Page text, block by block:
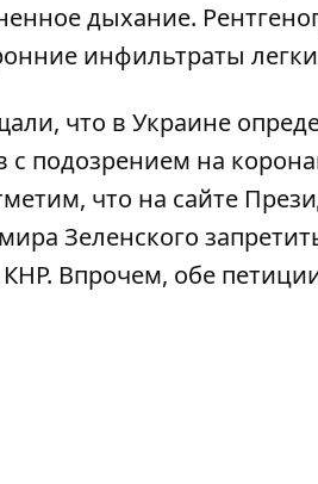
дыхание.
инфильтраты
что в Украине
с подозрением на
что на сайте
Зеленского
Впрочем, обе